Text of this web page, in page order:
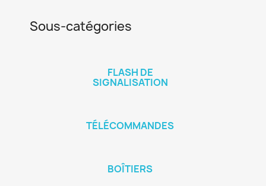
Sous-catégories
FLASH DE
SIGNALISATION
TÉLÉCOMMANDES
BOÎTIERS